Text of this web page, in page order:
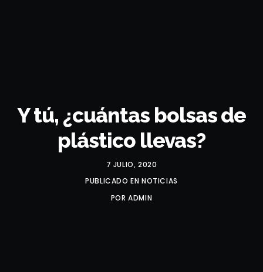
Y tú, ¿cuántas bolsas de
plástico llevas?
7 JULIO, 2020
PUBLICADO EN NOTICIAS
PORADMIN